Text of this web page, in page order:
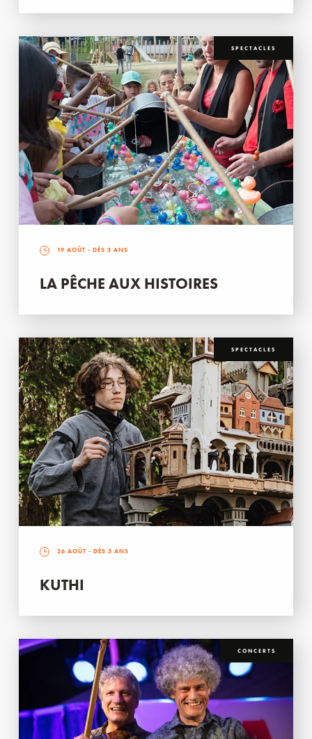
SPECTACLES
19 AOÛT - DÈS 3 ANS
LA PÊCHE AUX HISTOIRES
SPECTACLES
26 AOÛT - DÈS 3 ANS
KUTHI
CONCERTS